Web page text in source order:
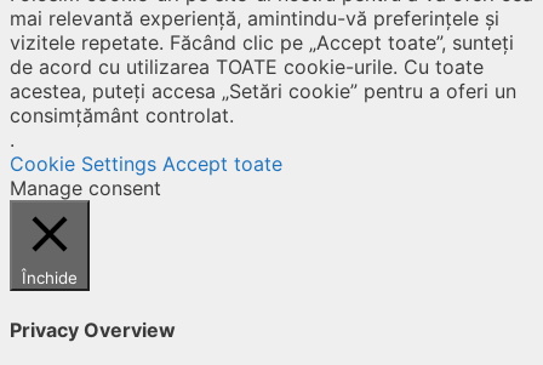
mai relevantă experiență, amintindu-vă preferințele și
vizitele repetate. Făcând clic pe „Accept toate”, sunteți
de acord cu utilizarea TOATE cookie-urile. Cu toate
acestea, puteți accesa „Setări cookie” pentru a oferi un
consimțământ controlat.
.
Cookie Settings Accept toate
Manage consent
Închide
Privacy Overview